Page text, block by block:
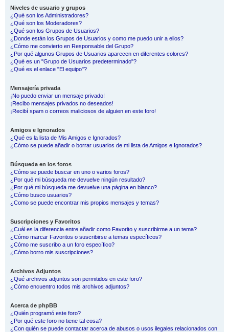
Niveles de usuario y grupos
¿Qué son los Administradores?
¿Qué son los Moderadores?
¿Qué son los Grupos de Usuarios?
¿Donde están los Grupos de Usuarios y como me puedo unir a ellos?
¿Cómo me convierto en Responsable del Grupo?
¿Por qué algunos Grupos de Usuarios aparecen en diferentes colores?
¿Qué es un "Grupo de Usuarios predeterminado"?
¿Qué es el enlace "El equipo"?
Mensajería privada
¡No puedo enviar un mensaje privado!
¡Recibo mensajes privados no deseados!
¡Recibí spam o correos maliciosos de alguien en este foro!
Amigos e Ignorados
¿Qué es la lista de Mis Amigos e Ignorados?
¿Cómo se puede añadir o borrar usuarios de mi lista de Amigos e Ignorados?
Búsqueda en los foros
¿Cómo se puede buscar en uno o varios foros?
¿Por qué mi búsqueda me devuelve ningún resultado?
¿Por qué mi búsqueda me devuelve una página en blanco?
¿Cómo busco usuarios?
¿Como se puede encontrar mis propios mensajes y temas?
Suscripciones y Favoritos
¿Cuál es la diferencia entre añadir como Favorito y suscribirme a un tema?
¿Cómo marcar Favoritos o suscribirse a temas específicos?
¿Cómo me suscribo a un foro específico?
¿Cómo borro mis suscripciones?
Archivos Adjuntos
¿Qué archivos adjuntos son permitidos en este foro?
¿Cómo encuentro todos mis archivos adjuntos?
Acerca de phpBB
¿Quién programó este foro?
¿Por qué este foro no tiene tal cosa?
¿Con quién se puede contactar acerca de abusos o usos ilegales relacionados con